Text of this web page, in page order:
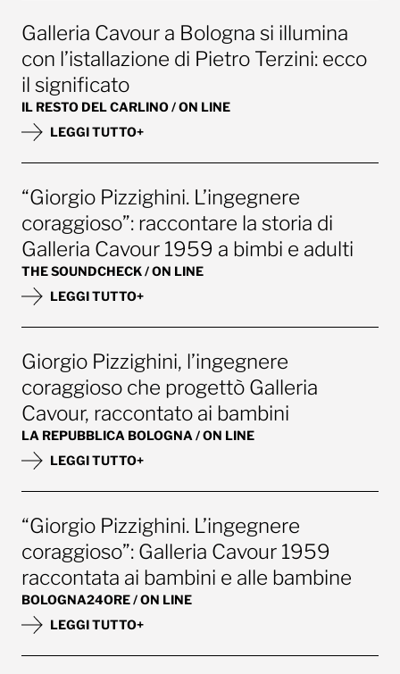
Galleria Cavour a Bologna si illumina
con l’istallazione di Pietro Terzini: ecco
il significato
IL RESTO DEL CARLINO / ON LINE
LEGGI TUTTO+
“Giorgio Pizzighini. L’ingegnere
coraggioso”: raccontare la storia di
Galleria Cavour 1959 a bimbi e adulti
THE SOUNDCHECK / ON LINE
LEGGI TUTTO+
Giorgio Pizzighini, l’ingegnere
coraggioso che progettò Galleria
Cavour, raccontato ai bambini
LA REPUBBLICA BOLOGNA / ON LINE
LEGGI TUTTO+
“Giorgio Pizzighini. L’ingegnere
coraggioso”: Galleria Cavour 1959
raccontata ai bambini e alle bambine
BOLOGNA24ORE / ON LINE
LEGGI TUTTO+